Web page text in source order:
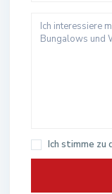
Ich stimme zu